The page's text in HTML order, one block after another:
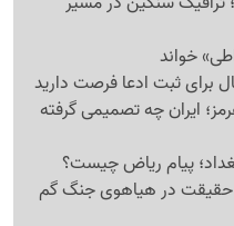
خواند
ایران چه تصمیمی گرفته
پیام ریاض چیست؟
حقیقت در هیاهوی جنگ گم